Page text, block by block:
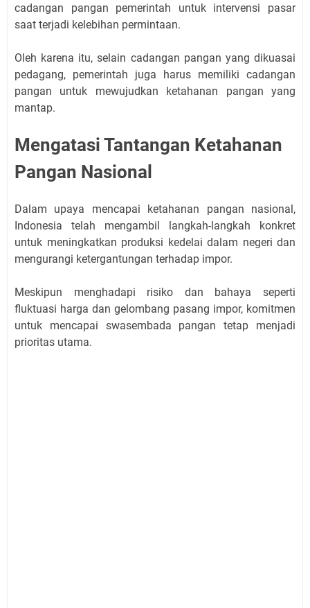
cadangan pangan pemerintah untuk intervensi pasar
saat terjadi kelebihan permintaan.
Oleh karena itu, selain cadangan pangan yang dikuasai
pedagang, pemerintah juga harus memiliki cadangan
pangan untuk mewujudkan ketahanan pangan yang
mantap.
Mengatasi Tantangan Ketahanan
Pangan Nasional
Dalam upaya mencapai ketahanan pangan nasional,
Indonesia telah mengambil langkah-langkah konkret
untuk meningkatkan produksi kedelai dalam negeri dan
mengurangi ketergantungan terhadap impor.
Meskipun menghadapi risiko dan bahaya seperti
fluktuasi harga dan gelombang pasang impor, komitmen
untuk mencapai swasembada pangan tetap menjadi
prioritas utama.